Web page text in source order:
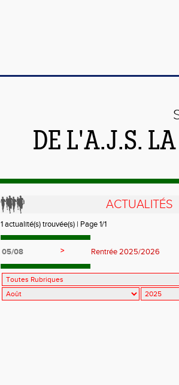
DE L'A.J.S.
ACTUALITÉS
1 actualité(s) trouvée(s) | Page 1/1
05/08 > Rentrée 2025/2026